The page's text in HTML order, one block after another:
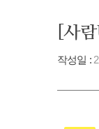
[사
작성일 :